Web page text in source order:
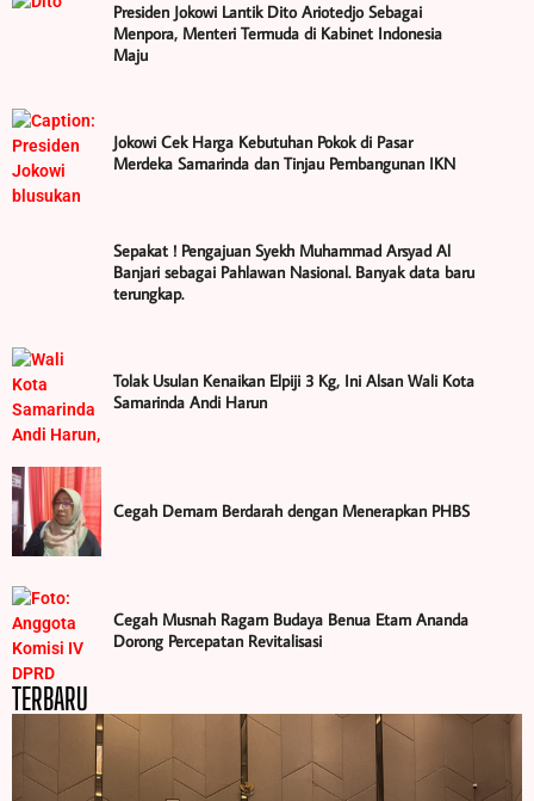
Presiden Jokowi Lantik Dito Ariotedjo Sebagai
Menpora, Menteri Termuda di Kabinet Indonesia
Maju
Jokowi Cek Harga Kebutuhan Pokok di Pasar
Merdeka Samarinda dan Tinjau Pembangunan IKN
Sepakat ! Pengajuan Syekh Muhammad Arsyad Al
Banjari sebagai Pahlawan Nasional. Banyak data baru
terungkap.
Tolak Usulan Kenaikan Elpiji 3 Kg, Ini Alsan Wali Kota
Samarinda Andi Harun
Cegah Demam Berdarah dengan Menerapkan PHBS
Cegah Musnah Ragam Budaya Benua Etam Ananda
Dorong Percepatan Revitalisasi
TERBARU